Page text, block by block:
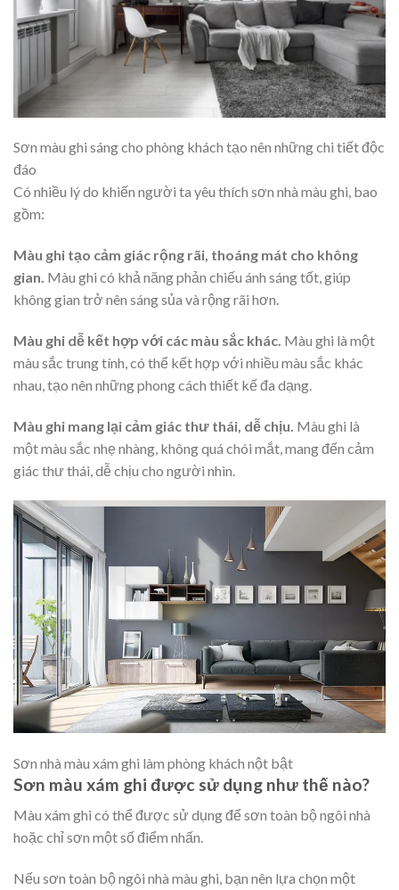
Sơn màu ghi sáng cho phòng khách tạo nên những chi tiết độc
đáo
Có nhiều lý do khiến người ta yêu thích sơn nhà màu ghi, bao
gồm:
Màu ghi tạo cảm giác rộng rãi, thoáng mát cho không
gian. Màu ghi có khả năng phản chiếu ánh sáng tốt, giúp
không gian trở nên sáng sủa và rộng rãi hơn.
Màu ghi dễ kết hợp với các màu sắc khác. Màu ghi là một
màu sắc trung tính, có thể kết hợp với nhiều màu sắc khác
nhau, tạo nên những phong cách thiết kế đa dạng.
Màu ghi mang lại cảm giác thư thái, dễ chịu. Màu ghi là
một màu sắc nhẹ nhàng, không quá chói mắt, mang đến cảm
giác thư thái, dễ chịu cho người nhìn.
Sơn nhà màu xám ghi làm phòng khách nột bật
Sơn màu xám ghi được sử dụng như thế nào?
Màu xám ghi có thể được sử dụng để sơn toàn bộ ngôi nhà
hoặc chỉ sơn một số điểm nhấn.
Nếu sơn toàn bộ ngôi nhà màu ghi, bạn nên lựa chọn một